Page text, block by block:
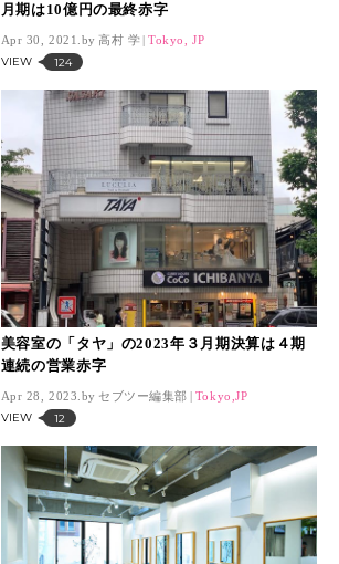
月期は10億円の最終赤字
Apr 30, 2021. 高村 学 Tokyo, JP
VIEW 124
美容室の「タヤ」の2023年３月期決算は４期
連続の営業赤字
Apr 28, 2023. セブツー編集部 Tokyo,JP
VIEW 12